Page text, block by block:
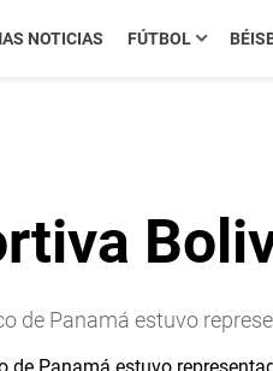
NOTICIAS FÚTBOL
de Panamá estuvo